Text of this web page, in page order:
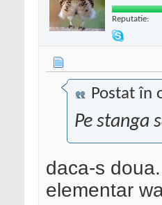
Reputatie:
Postat în
Pe stanga
daca-s
elementar